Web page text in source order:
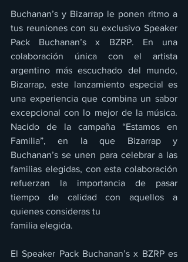
Buchanan’s y Bizarrap le ponen ritmo a
tus reuniones con su exclusivo Speaker
Pack Buchanan’s x BZRP. En una
colaboración única con el artista
argentino más escuchado del mundo,
Bizarrap, este lanzamiento especial es
una experiencia que combina un sabor
excepcional con lo mejor de la música.
Nacido de la campaña “Estamos en
Familia”, en la que Bizarrap y
Buchanan’s se unen para celebrar a las
familias elegidas, con esta colaboración
refuerzan la importancia de pasar
tiempo de calidad con aquellos a
quienes consideras tu
familia elegida.
El Speaker Pack Buchanan’s x BZRP es